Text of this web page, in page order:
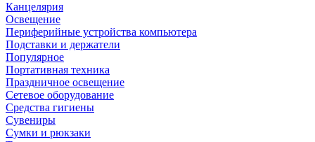
Канцелярия
Освещение
Периферийные устройства компьютера
Подставки и держатели
Популярное
Портативная техника
Праздничное освещение
Сетевое оборудование
Средства гигиены
Сувениры
Сумки и рюкзаки